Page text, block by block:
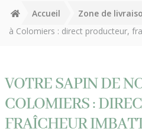
Accueil Zone de
à Colomiers : direct producteur,
VOTRE SAPIN DE
COLOMIERS :
FRAÎCHEUR